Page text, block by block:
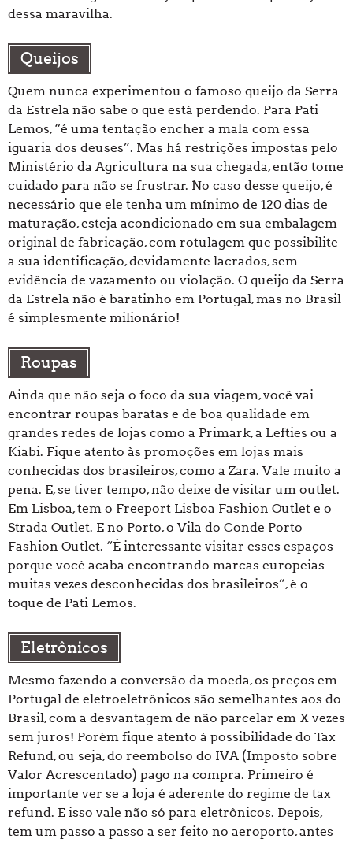
dessa maravilha.
Queijos
Quem nunca experimentou o famoso queijo da Serra
da Estrela não sabe o que está perdendo. Para Pati
Lemos, “é uma tentação encher a mala com essa
iguaria dos deuses”. Mas há restrições impostas pelo
Ministério da Agricultura na sua chegada, então tome
cuidado para não se frustrar. No caso desse queijo, é
necessário que ele tenha um mínimo de 120 dias de
maturação, esteja acondicionado em sua embalagem
original de fabricação, com rotulagem que possibilite
a sua identificação, devidamente lacrados, sem
evidência de vazamento ou violação. O queijo da Serra
da Estrela não é baratinho em Portugal, mas no Brasil
é simplesmente milionário!
Roupas
Ainda que não seja o foco da sua viagem, você vai
encontrar roupas baratas e de boa qualidade em
grandes redes de lojas como a Primark, a Lefties ou a
Kiabi. Fique atento às promoções em lojas mais
conhecidas dos brasileiros, como a Zara. Vale muito a
pena. E, se tiver tempo, não deixe de visitar um outlet.
Em Lisboa, tem o Freeport Lisboa Fashion Outlet e o
Strada Outlet. E no Porto, o Vila do Conde Porto
Fashion Outlet. “É interessante visitar esses espaços
porque você acaba encontrando marcas europeias
muitas vezes desconhecidas dos brasileiros”, é o
toque de Pati Lemos.
Eletrônicos
Mesmo fazendo a conversão da moeda, os preços em
Portugal de eletroeletrônicos são semelhantes aos do
Brasil, com a desvantagem de não parcelar em X vezes
sem juros! Porém fique atento à possibilidade do Tax
Refund, ou seja, do reembolso do IVA (Imposto sobre
Valor Acrescentado) pago na compra. Primeiro é
importante ver se a loja é aderente do regime de tax
refund. E isso vale não só para eletrônicos. Depois,
tem um passo a passo a ser feito no aeroporto, antes